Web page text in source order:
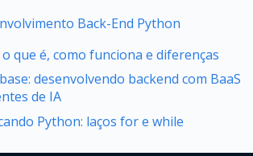
Back-End Python
o que é, como funciona e diferenças
desenvolvendo backend com BaaS
de IA
Python: laços for e while